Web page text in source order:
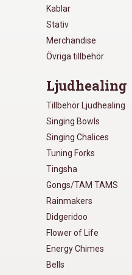
Kablar
Stativ
Merchandise
Övriga tillbehör
Ljudhealing
Tillbehör Ljudhealing
Singing Bowls
Singing Chalices
Tuning Forks
Tingsha
Gongs/TAM TAMS
Rainmakers
Didgeridoo
Flower of Life
Energy Chimes
Bells